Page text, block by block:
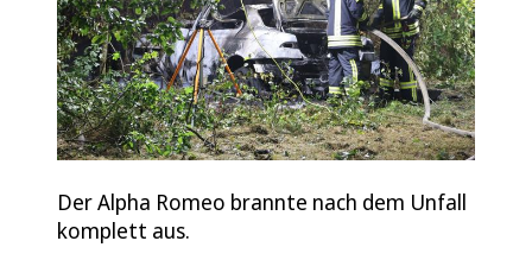
Der Alpha Romeo brannte nach dem Unfall
komplett aus.